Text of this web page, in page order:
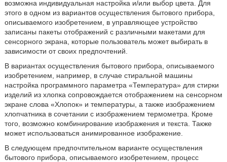
возможна индивидуальная настройка и/или выбор цвета. Для
этого в одном из вариантов осуществления бытового прибора,
описываемого изобретением, в управляющее устройство
записаны пакеты отображений с различными макетами для
сенсорного экрана, которые пользователь может выбирать в
зависимости от своих предпочтений.
В вариантах осуществления бытового прибора, описываемого
изобретением, например, в случае стиральной машины
настройка программного параметра «Температура» для стирки
изделий из хлопка сопровождается отображением на сенсорном
экране слова «Хлопок» и температуры, а также изображением
хлопчатника в сочетании с изображением термометра. Кроме
того, возможно комбинирование изображения и текста. Также
может использоваться анимированное изображение.
В следующем предпочтительном варианте осуществления
бытового прибора, описываемого изобретением, процесс